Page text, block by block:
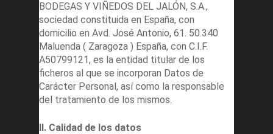
BODEGAS Y VIÑEDOS DEL JALÓN, S.A.,
sociedad constituida en España, con
domicilio en Avd. José Antonio, 61. 50.340
Maluenda ( Zaragoza ) España, con C.I.F.
A50799121, es la entidad titular de los
ficheros al que se incorporan Datos de
Carácter Personal, así como la responsable
del tratamiento de los mismos.
II. Calidad de los datos